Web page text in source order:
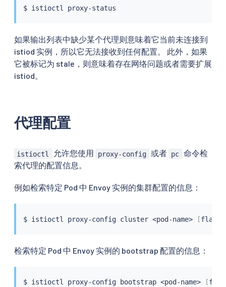
$ istioctl
如果输出列表中缺少某个代理则意味着它当前未连接到
istiod 实例，所以它无法接收到任何配置。 此外，如果
它被标记为 stale，则意味着存在网络问题或者需要扩展
istiod。
代理配置
istioctl 允许您使用 proxy-config 或者 pc 命令检
索代理的配置信息。
例如检索特定 Pod 中 Envoy 实例的集群配置的信息：
$ istioctl proxy-config cluster <pod-name> [flags
检索特定 Pod 中 Envoy 实例的 bootstrap 配置的信息：
$ istioctl proxy-config bootstrap <pod-name> [